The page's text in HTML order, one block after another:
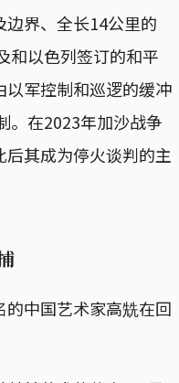
界、全长14公里的
和以色列签订的和平
军控制和巡逻的缓冲
。在2023年加沙战争
其成为停火谈判的主
中国艺术家高兟在回